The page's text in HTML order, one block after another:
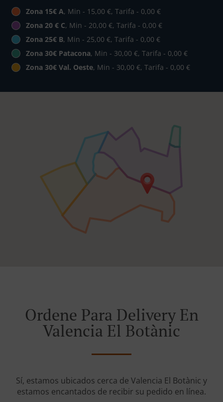
Zona 15€ A, Min - 15,00 €, Tarifa - 0,00 €
Zona 20 € C, Min - 20,00 €, Tarifa - 0,00 €
Zona 25€ B, Min - 25,00 €, Tarifa - 0,00 €
Zona 30€ Patacona, Min - 30,00 €, Tarifa - 0,00 €
Zona 30€ Val. Oeste, Min - 30,00 €, Tarifa - 0,00 €
Ordene Para Delivery En
Valencia El Botànic
Sí, estamos ubicados cerca de Valencia El Botànic y
estamos encantados de recibir su pedido en línea.